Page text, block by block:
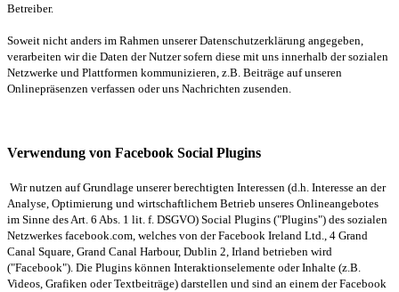
Betreiber.
Soweit nicht anders im Rahmen unserer Datenschutzerklärung angegeben,
verarbeiten wir die Daten der Nutzer sofern diese mit uns innerhalb der sozialen
Netzwerke und Plattformen kommunizieren, z.B. Beiträge auf unseren
Onlinepräsenzen verfassen oder uns Nachrichten zusenden.
Verwendung von Facebook Social Plugins
Wir nutzen auf Grundlage unserer berechtigten Interessen (d.h. Interesse an der
Analyse, Optimierung und wirtschaftlichem Betrieb unseres Onlineangebotes
im Sinne des Art. 6 Abs. 1 lit. f. DSGVO) Social Plugins ("Plugins") des sozialen
Netzwerkes facebook.com, welches von der Facebook Ireland Ltd., 4 Grand
Canal Square, Grand Canal Harbour, Dublin 2, Irland betrieben wird
("Facebook"). Die Plugins können Interaktionselemente oder Inhalte (z.B.
Videos, Grafiken oder Textbeiträge) darstellen und sind an einem der Facebook